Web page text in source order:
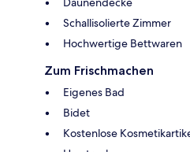
Schallisolierte Zimmer
Hochwertige Bettwaren
Zum Frischmachen
Eigenes Bad
Bidet
Kostenlose